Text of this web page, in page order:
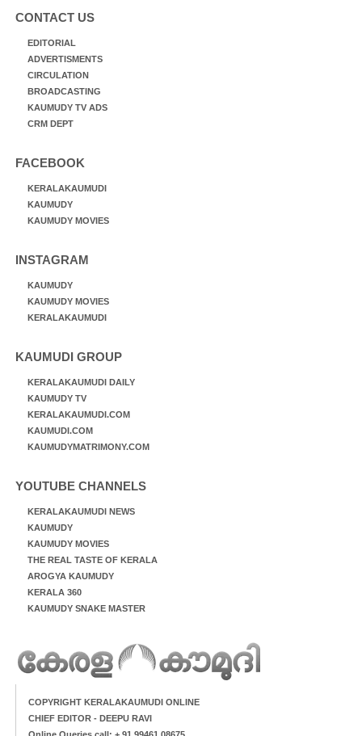
CONTACT US
EDITORIAL
ADVERTISMENTS
CIRCULATION
BROADCASTING
KAUMUDY TV ADS
CRM DEPT
FACEBOOK
KERALAKAUMUDI
KAUMUDY
KAUMUDY MOVIES
INSTAGRAM
KAUMUDY
KAUMUDY MOVIES
KERALAKAUMUDI
KAUMUDI GROUP
KERALAKAUMUDI DAILY
KAUMUDY TV
KERALAKAUMUDI.COM
KAUMUDI.COM
KAUMUDYMATRIMONY.COM
YOUTUBE CHANNELS
KERALAKAUMUDI NEWS
KAUMUDY
KAUMUDY MOVIES
THE REAL TASTE OF KERALA
AROGYA KAUMUDY
KERALA 360
KAUMUDY SNAKE MASTER
COPYRIGHT KERALAKAUMUDI ONLINE
CHIEF EDITOR - DEEPU RAVI